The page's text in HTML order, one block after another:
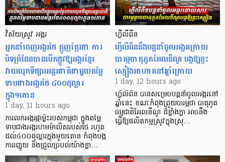
វិស័យស្រូវ អង្ករ
អ្នកនាំចេញអង្ករថៃ ត្អូញត្អែរថា ការ
បិទព្រំដែនបានបើកផ្លូវឱ្យអង្ករខ្មែរ
វាយលុកទីផ្សារអន្តរជាតិជាមួយតម្លៃ
ទាបជាងអង្ករថៃ ៤០០ដុល្លារ
ក្នុង១តោន
1 day, 11 hours ago
ការលក់អង្ករផ្កាម្លិះរបស់កម្ពុជា ក្នុងតម្លៃ
ទាបជាងអង្ករហមម៉ាលិសរបស់ថៃ រហូត
ដល់៤០០ដុល្លារក្នុងមួយតោន កំពុងបង្ក
ការរញ្ជួយ និងជ្រួលច្របល់យ៉ាងខ្លា…
ហ្វីលីពីន
ហ្វីលីពីននឹងបន្តនាំចូលអង្ករក្រោយ
បារម្ភបាតុភូតអែលនីណូ បង្កឱ្យខ្វះ
ស្បៀងអាហារនៅឆ្នាំក្រោយ
1 day, 12 hours ago
ហ្វីលីពីន បាន​សម្រេចបន្តនាំចូលអង្ករនៅ
ឆ្នាំនេះ ខណៈកំពុងព្រួយបារម្ភថា បាតុភូត
ធម្មជាតិអែលនីណូ ដ៏ខ្លាំងក្លា​ អាចនឹង
ធ្វើឱ្យផលិតកម្មស្រូវក្នុងស្រុ…